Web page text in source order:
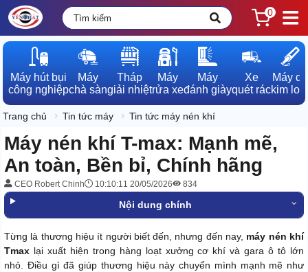
0
Máy hút bụi
công nghiệp
Máy
chà sàn
Tháp
giải nhiệt
Máy
rửa xe
Máy
đánh giày
Xe
quét rác
Máy dò
kim loại
Trang chủ Tin tức máy Tin tức máy nén khí
Máy nén khí T-max: Mạnh mẽ,
An toàn, Bền bỉ, Chính hãng
CEO Robert Chinh 10:10:11 20/05/2026 834
Nội dung chính
Từng là thương hiệu ít người biết đến, nhưng đến nay, máy nén khí
Tmax lại xuất hiện trong hàng loạt xưởng cơ khí và gara ô tô lớn
nhỏ. Điều gì đã giúp thương hiệu này chuyển mình mạnh mẽ như